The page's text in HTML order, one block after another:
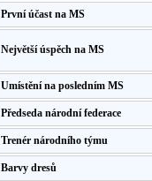
První účast na MS
Největší úspěch na MS
Umístění na posledním MS
Předseda národní federace
Trenér národního týmu
Barvy dresů